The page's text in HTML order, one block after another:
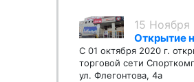
15 Ноября
Открытие
С 01 октября 2020 г.
торговой сети
ул. Флегонтова, 4а